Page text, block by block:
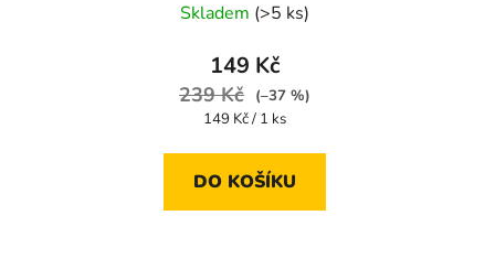
Skladem (>5 ks)
149 Kč
239 Kč
(–37 %)
Měrná
149 Kč / 1 ks
DO KOŠÍKU